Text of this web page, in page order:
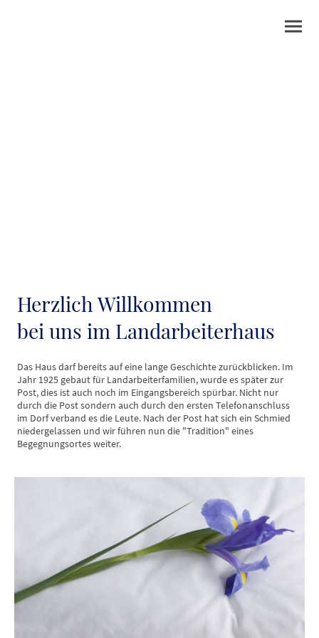
Herzlich Willkommen
bei uns im Landarbeiterhaus
Das Haus darf bereits auf eine lange Geschichte zurückblicken. Im
Jahr 1925 gebaut für Landarbeiterfamilien, wurde es später zur
Post, dies ist auch noch im Eingangsbereich spürbar. Nicht nur
durch die Post sondern auch durch den ersten Telefonanschluss
im Dorf verband es die Leute. Nach der Post hat sich ein Schmied
niedergelassen und wir führen nun die "Tradition" eines
Begegnungsortes weiter.